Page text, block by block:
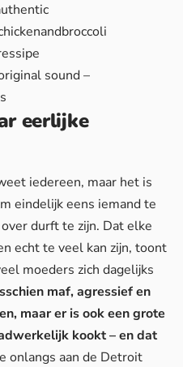
sound –
eerlijke
iedereen, maar het is
eindelijk eens iemand te
durft te zijn. Dat elke
echt te veel kan zijn, toont
moeders zich dagelijks
maf, agressief en
maar er is ook een grote
kookt – en dat
onlangs aan de Detroit